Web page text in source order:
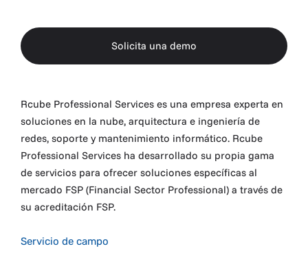
Solicita una demo
Rcube Professional Services es una empresa experta en
soluciones en la nube, arquitectura e ingeniería de
redes, soporte y mantenimiento informático. Rcube
Professional Services ha desarrollado su propia gama
de servicios para ofrecer soluciones específicas al
mercado FSP (Financial Sector Professional) a través de
su acreditación FSP.
Servicio de campo